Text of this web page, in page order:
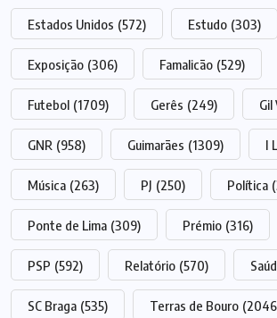
Estados Unidos (572) Estudo (303)
Exposição (306) Famalicão (529)
Futebol (1709) Gerês (249)
GNR (958) Guimarães (1309) I
Música (263) PJ (250) Política
Ponte de Lima (309) Prémio (316)
PSP (592) Relatório (570)
SC Braga (535) Terras de Bouro